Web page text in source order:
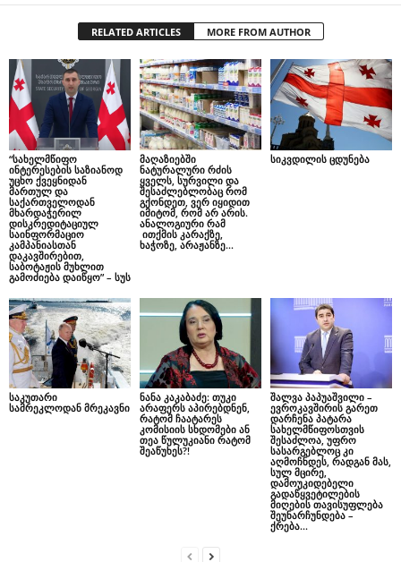
RELATED ARTICLES MORE FROM AUTHOR
“სახელმწიფო
ინტერესების საზიანოდ
უცხო ქვეყნიდან
მართულ და
საქართველოდან
მხარდაჭერილ
დისკრედიტაციულ
საინფორმაციო
კამპანიასთან
დაკავშირებით,
საბოტაჟის მუხლით
გამოძიება დაიწყო” – სუს
მაღაზიებში
ნატურალური რძის
ყველს, სურვილი და
შესაძლებლობაც რომ
გქონდეთ, ვერ იყიდით
იმიტომ, რომ არ არის.
ანალოგიური რამ
ითქმის კარაქზე,
ხაჭოზე, არაჟანზე…
სიკვდილის ცდუნება
საკუთარი
სამრეკლოდან მრეკავნი
ნანა კაკაბაძე: თუკი
არაფერს აპირებდნენ,
რატომ ჩაატარეს
კომისიის სხდომები ან
თეა წულუკიანი რატომ
შეაწუხეს?!
შალვა პაპუაშვილი –
ევროკავშირის გარეთ
დარჩენა პატარა
სახელმწიფოსთვის
შესაძლოა, უფრო
სასარგებლოც კი
აღმოჩნდეს, რადგან მას,
სულ მცირე,
დამოუკიდებელი
გადაწყვეტილების
მიღების თავისუფლება
შეუნარჩუნდება –
ქრება...